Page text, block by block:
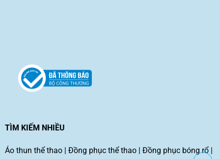
TÌM KIẾM NHIỀU
Áo thun thể thao| Đồng phục thể thao| Đồng phục bóng rổ|